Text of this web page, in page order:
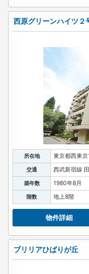
西原グリーンハイツ２
所在地 東京都西東
交通 西武新宿線
築年数 1980年8月
階数 地上8階
物件詳細
ブリリアひばりが丘